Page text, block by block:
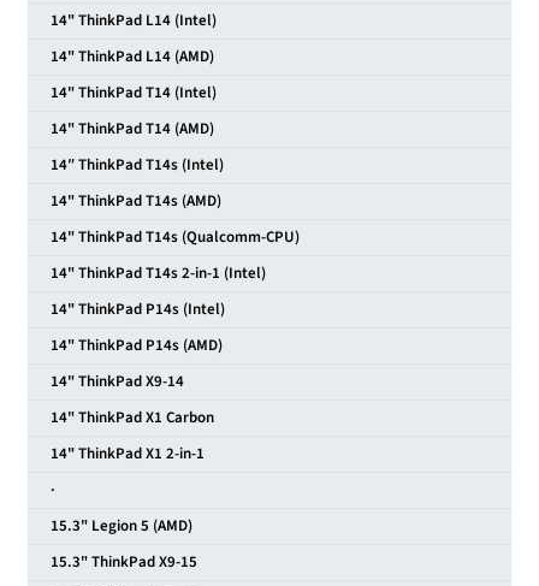
14" ThinkPad L14 (Intel)
14" ThinkPad L14 (AMD)
14" ThinkPad T14 (Intel)
14" ThinkPad T14 (AMD)
14″ ThinkPad T14s (Intel)
14" ThinkPad T14s (AMD)
14" ThinkPad T14s (Qualcomm-CPU)
14" ThinkPad T14s 2-in-1 (Intel)
14" ThinkPad P14s (Intel)
14" ThinkPad P14s (AMD)
14" ThinkPad X9-14
14" ThinkPad X1 Carbon
14" ThinkPad X1 2-in-1
·
15.3" Legion 5 (AMD)
15.3" ThinkPad X9-15